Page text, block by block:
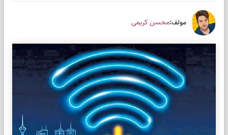
مولف:محسن کریمی